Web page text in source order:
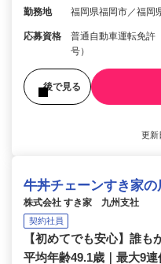
勤務地 福岡県福岡市／福岡
応募資格
普通自動車運転免許
号）
後で見る
更新
牛丼チェーンすき家
株式会社 すき家 九州支社
契約社員
【初めてでも安心】誰も
平均年齢49.1歳｜最大9